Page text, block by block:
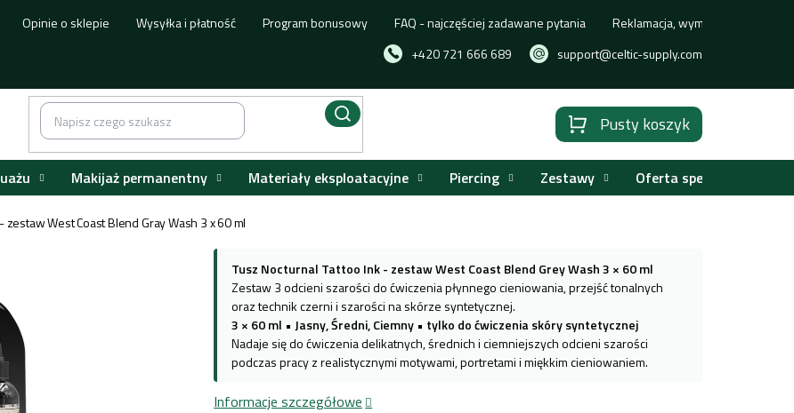
+420 721 666 689 support@celtic-supply.com
Opinie o sklepie Wysyłka i płatność Program bonusowy FAQ - najczęściej zadawane pytania Reklamacja, wymiana lub zwrot
KoszykPusty koszyk
Makijaż permanentny Materiały eksploatacyjne Piercing Zestawy Oferta specjalna
zestaw West Coast Blend Gray Wash 3 x 60 ml
Tusz Nocturnal Tattoo Ink - zestaw West Coast Blend Grey Wash 3 × 60 ml
Zestaw 3 odcieni szarości do ćwiczenia płynnego cieniowania, przejść tonalnych
oraz technik czerni i szarości na skórze syntetycznej.
3 × 60 ml • Jasny, Średni, Ciemny • tylko do ćwiczenia skóry syntetycznej
Nadaje się do ćwiczenia delikatnych, średnich i ciemniejszych odcieni szarości
podczas pracy z realistycznymi motywami, portretami i miękkim cieniowaniem.
Informacje szczegółowe